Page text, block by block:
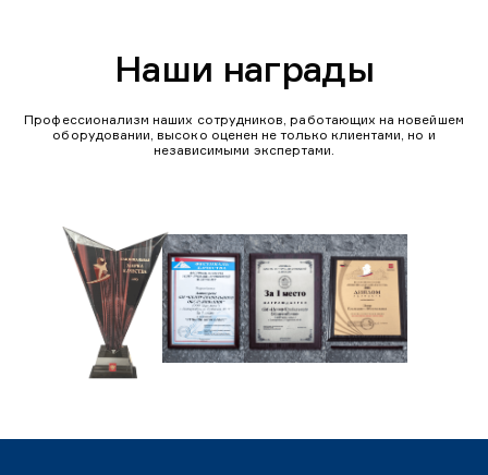
Наши награды
Профессионализм наших сотрудников, работающих на новейшем
оборудовании, высоко оценен не только клиентами, но и
независимыми экспертами.